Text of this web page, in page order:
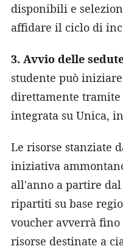
disponibili e
affidare il ciclo di
3. Avvio delle
studente può
direttamente
integrata su Unica,
Le risorse stanziate
iniziativa
all'anno a partire dal
ripartiti su base
voucher avverrà
risorse destinate a